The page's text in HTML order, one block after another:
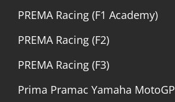
PREMA Racing (F1 Academy)
PREMA Racing (F2)
PREMA Racing (F3)
Prima Pramac Yamaha MotoGP